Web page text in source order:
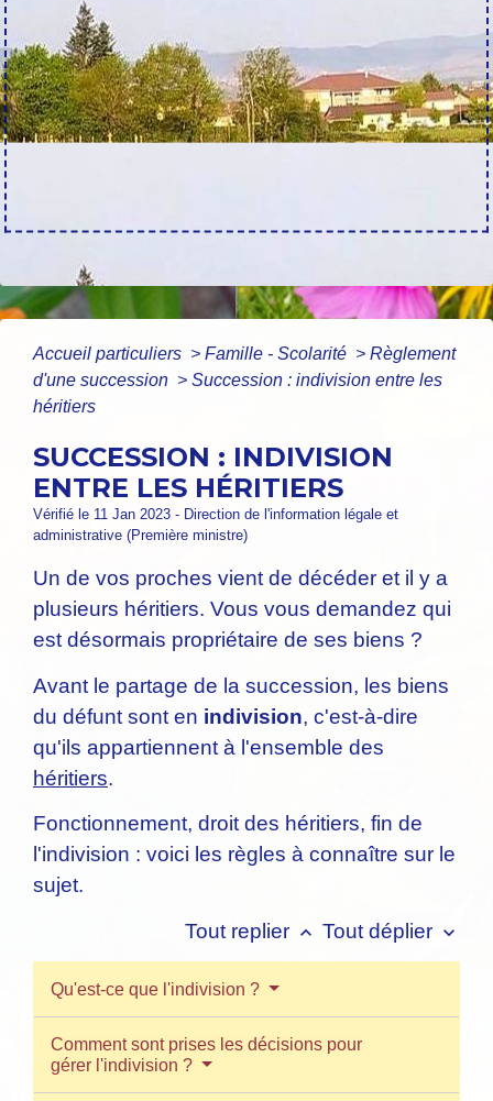
Accueil particuliers > Famille - Scolarité > Règlement
d'une succession > Succession : indivision entre les
héritiers
SUCCESSION : INDIVISION
ENTRE LES HÉRITIERS
Vérifié le 11 Jan 2023 - Direction de l'information légale et
administrative (Première ministre)
Un de vos proches vient de décéder et il y a
plusieurs héritiers. Vous vous demandez qui
est désormais propriétaire de ses biens ?
Avant le partage de la succession, les biens
du défunt sont en indivision, c'est-à-dire
qu'ils appartiennent à l'ensemble des
héritiers.
Fonctionnement, droit des héritiers, fin de
l'indivision : voici les règles à connaître sur le
sujet.
Tout replier keyboard_arrow_up Tout déplier keyboard_arrow_down
Qu'est-ce que l'indivision ?
Comment sont prises les décisions pour
gérer l'indivision ?